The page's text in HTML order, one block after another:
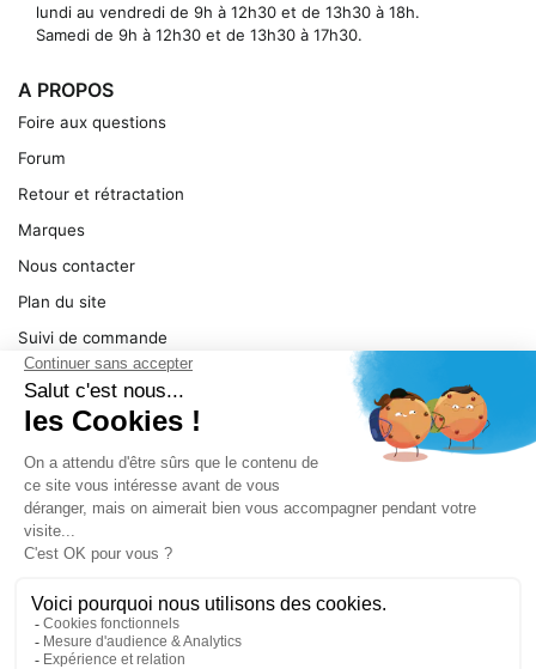
lundi au vendredi de 9h à 12h30 et de 13h30 à 18h.
Samedi de 9h à 12h30 et de 13h30 à 17h30.
A PROPOS
Foire aux questions
Forum
Retour et rétractation
Marques
Nous contacter
Plan du site
Suivi de commande
Ma facture
Mentions légales
SERVICE
Pièces détachées
Catégories de produit
Dépannage
Le magasin